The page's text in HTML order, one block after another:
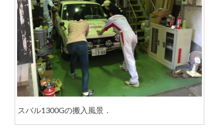
スバル1300Gの搬入風景．